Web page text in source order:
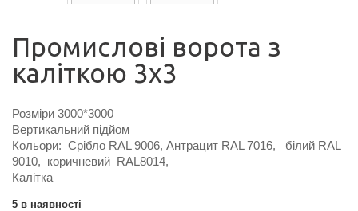
Промислові ворота з
каліткою 3x3
Розміри 3000*3000
Вертикальний підйом
Кольори: Срібло RAL 9006, Антрацит RAL 7016, білий RAL
9010, коричневий RAL8014,
Калітка
5 в наявності